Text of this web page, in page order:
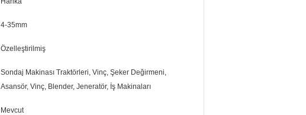
4-35mm
Özelleştirilmiş
Sondaj Makinası Traktörleri, Vinç, Şeker Değirmeni,
Asansör, Vinç, Blender, Jeneratör, İş Makinaları
Mevcut